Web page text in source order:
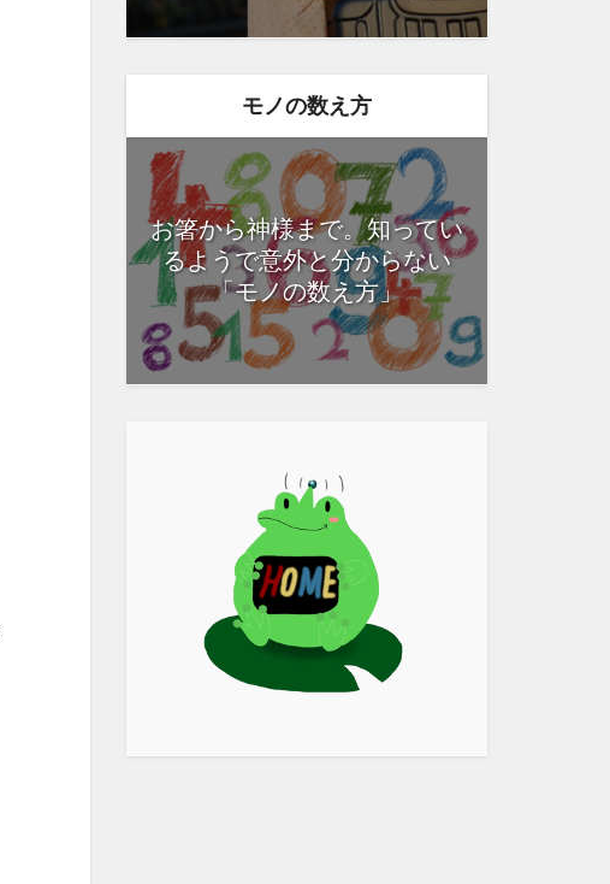
モノの数え方
お箸から神様まで。知ってい
るようで意外と分からない
「モノの数え方」